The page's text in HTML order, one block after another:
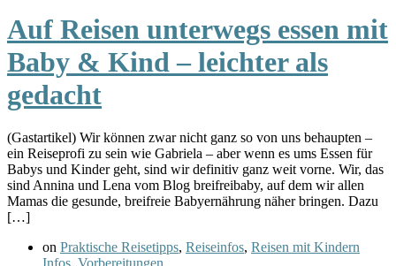
Auf Reisen unterwegs essen mit
Baby & Kind – leichter als
gedacht
(Gastartikel) Wir können zwar nicht ganz so von uns behaupten –
ein Reiseprofi zu sein wie Gabriela – aber wenn es ums Essen für
Babys und Kinder geht, sind wir definitiv ganz weit vorne. Wir, das
sind Annina und Lena vom Blog breifreibaby, auf dem wir allen
Mamas die gesunde, breifreie Babyernährung näher bringen. Dazu
[…]
on Praktische Reisetipps, Reiseinfos, Reisen mit Kindern